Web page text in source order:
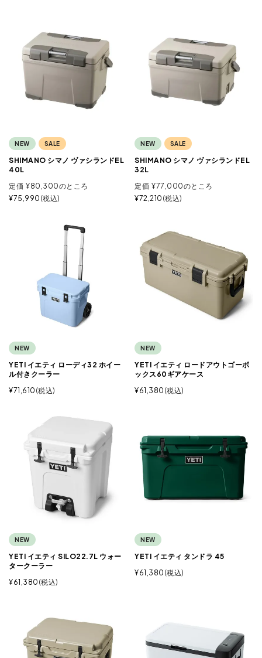
NEW SALE
SHIMANO シマノ ヴァシランドEL
40L
定価 ¥80,300のところ
¥75,990 税込
NEW SALE
SHIMANO シマノ ヴァシランドEL
32L
定価 ¥77,000のところ
¥72,210 税込
NEW
YETI イエティ ローディ32 ホイー
ル付きクーラー
¥71,610 税込
NEW
YETI イエティ ロードアウトゴーボ
ックス60ギアケース
¥61,380 税込
NEW
YETI イエティ SILO22.7L ウォー
タークーラー
¥61,380 税込
NEW
YETI イエティ タンドラ 45
¥61,380 税込